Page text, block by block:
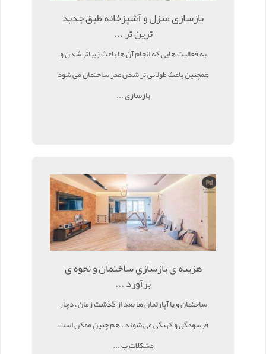
بازسازی منزل و آشپزخانه طبق جدید
ترین تر ...
به فعالیت هایی که انجام آن ها باعث زیباتر شدن و
همچنین باعث طولانی تر شدن عمر ساختمان می شود
بازسازی ...
هزینه ی بازسازی ساختمان و نحوه ی
برآورد ...
ساختمان و یا آپارتمان ها بعد از گذشت زمان ، دچار
فرسودگی و کهنگی می شوند . هم چنین ممکن است
مشکلات ب ...